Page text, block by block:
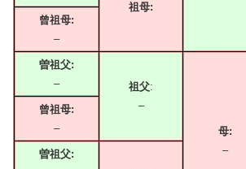
祖母:
曾祖母:
–
曽祖父:
–
祖父:
–
母:
–
曾祖母:
–
曽祖父: